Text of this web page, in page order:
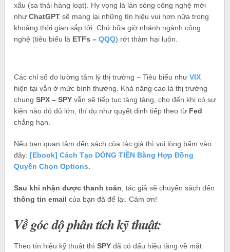
xấu (sa thải hàng loạt). Hy vọng là làn sóng công nghệ mới
nhưChatGPT sẽ mang lại những tín hiệu vui hơn nữa trong
khoảng thời gian sắp tới. Chứ bữa giờ nhánh ngành công
nghệ (tiêu biểu là ETFs –QQQ) rớt thảm hại luôn.
Các chỉ số đo lường tâm lý thị trường – Tiêu biểu nhưVIX
hiện tại vẫn ở mức bình thường. Khả năng cao là thị trường
chungSPX – SPY vẫn sẽ tiếp tục tàng tàng, cho đến khi có sự
kiện nào đó đủ lớn, thí dụ như quyết định tiếp theo từ Fed
chẳng hạn.
Nếu bạn quan tâm đến sách của tác giả thì vui lòng bấm vào
đây:[Ebook] Cách Tạo DÒNG TIỀN Bằng Hợp Đồng
Quyền Chọn Options.
Sau khi nhận được thanh toán , tác giả sẽ chuyển sách đến
thông tin email của bạn đã để lại. Cảm ơn!
Về góc độ phân tích kỹ thuật:
Theo tín hiệu kỹ thuật thìSPY đã có dấu hiệu tăng về mặt